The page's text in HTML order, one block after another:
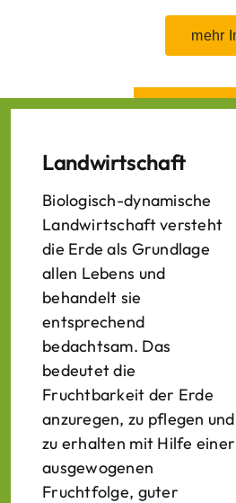
mehr
Landwirtschaft
Biologisch-dynamische
Landwirtschaft versteht
die Erde als Grundlage
allen Lebens und
behandelt sie
entsprechend
bedachtsam. Das
bedeutet die
Fruchtbarkeit der Erde
anzuregen, zu pflegen und
zu erhalten mit Hilfe einer
ausgewogenen
Fruchtfolge, guter